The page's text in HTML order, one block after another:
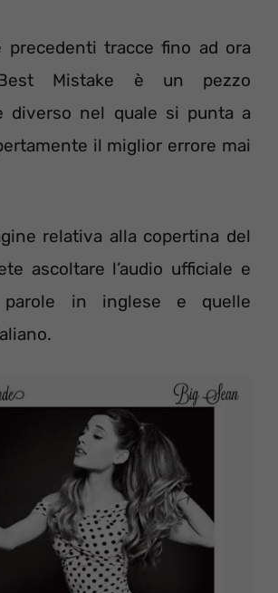
precedenti tracce fino ad ora
Mistake è un pezzo
diverso nel quale si punta a
il miglior errore mai
relativa alla copertina del
ascoltare l’audio ufficiale e
in inglese e quelle